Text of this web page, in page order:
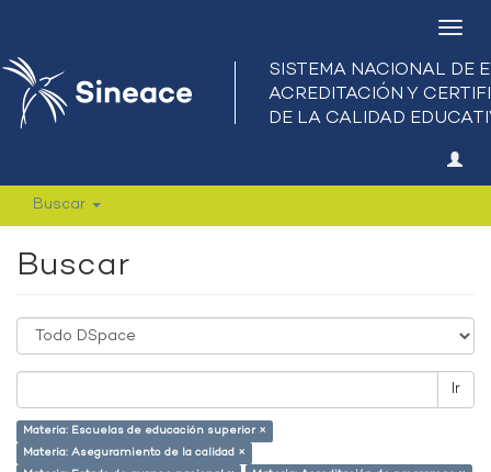
Buscar
Buscar
Ir
Materia: Escuelas de educación superior ×
Materia: Aseguramiento de la calidad ×